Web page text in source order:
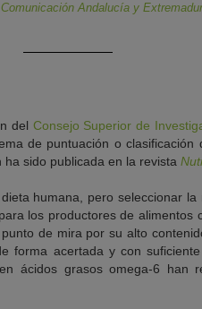
Andalucía y
del Consejo Superior de
de puntuación o
sido publicada en la revista
humana, pero seleccionar
los productores de alimentos
de mira por su alto
forma acertada y con
ácidos grasos omega-6 han